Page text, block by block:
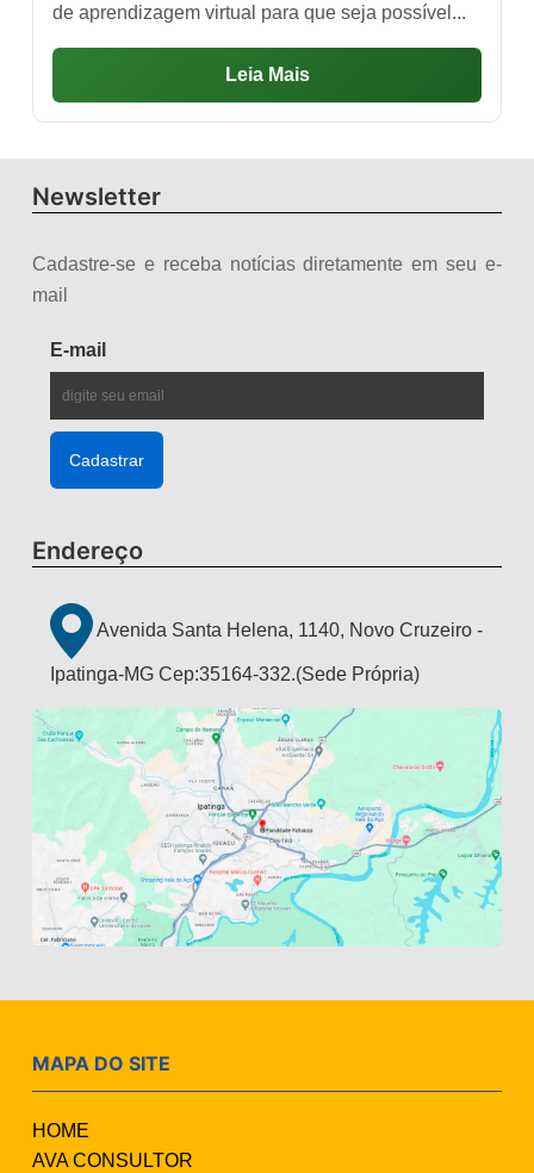
de aprendizagem virtual para que seja possível...
Leia Mais
Newsletter
Cadastre-se e receba notícias diretamente em seu e-
mail
E-mail
Endereço
Avenida Santa Helena, 1140, Novo Cruzeiro -
Ipatinga-MG Cep:35164-332.(Sede Própria)
MAPA DO SITE
HOME
AVA CONSULTOR